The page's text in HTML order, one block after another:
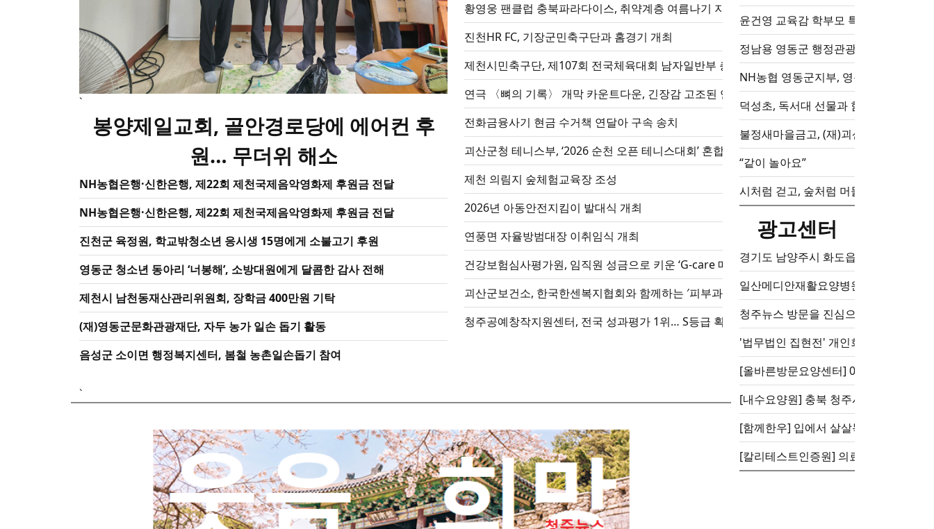
`
봉양제일교회, 골안경로당에 에어컨 후
원… 무더위 해소
NH농협은행·신한은행, 제22회 제천국제음악영화제 후원금 전달
NH농협은행·신한은행, 제22회 제천국제음악영화제 후원금 전달
진천군 육정원, 학교밖청소년 응시생 15명에게 소불고기 후원
영동군 청소년 동아리 ‘너봉해’, 소방대원에게 달콤한 감사 전해
제천시 남천동재산관리위원회, 장학금 400만원 기탁
(재)영동군문화관광재단, 자두 농가 일손 돕기 활동
음성군 소이면 행정복지센터, 봄철 농촌일손돕기 참여
`
황영웅 팬클럽 충북파라다이스, 취약계층 여름나기 지원 기부금 1,000만원 전달
진천HR FC, 기장군민축구단과 홈경기 개최
제천시민축구단, 제107회 전국체육대회 남자일반부 충북대표 출전
연극 〈뼈의 기록〉 개막 카운트다운, 긴장감 고조된 연습실 현장 공개
전화금융사기 현금 수거책 연달아 구속 송치
괴산군청 테니스부, ‘2026 순천 오픈 테니스대회’ 혼합복식 우승 및 준우승
제천 의림지 숲체험교육장 조성
2026년 아동안전지킴이 발대식 개최
연풍면 자율방범대장 이취임식 개최
건강보험심사평가원, 임직원 성금으로 키운 ‘G-care 매니저 신노년 일자리사업’ 확대·지…
괴산군보건소, 한국한센복지협회와 함께하는 ′피부과 무료 이동진료‵ 운영
청주공예창작지원센터, 전국 성과평가 1위… S등급 획득
윤건영 교육감 학부모 특강, “아이를 바
정남용 영동군 행정관광복지국장, 영
NH농협 영동군지부, 영동군민장학회
덕성초, 독서대 선물과 함께하는 특별
불정새마을금고, (재)괴산군민장학회
“같이 놀아요”
시처럼 걷고, 숲처럼 머물다
광고센터
경기도 남양주시 화도읍 묵현리 임야
청주뉴스 방문을 진심으로 환영합니다.
'법무법인 집현전' 개인회생,
[함께한우] 입에서 살살녹는 한우1++ :